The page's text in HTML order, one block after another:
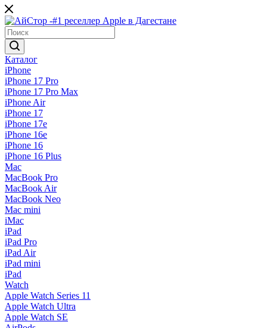
Каталог
iPhone
iPhone 17 Pro
iPhone 17 Pro Max
iPhone Air
iPhone 17
iPhone 17e
iPhone 16e
iPhone 16
iPhone 16 Plus
Mac
MacBook Pro
MacBook Air
MacBook Neo
Mac mini
iMac
iPad
iPad Pro
iPad Air
iPad mini
iPad
Watch
Apple Watch Series 11
Apple Watch Ultra
Apple Watch SE